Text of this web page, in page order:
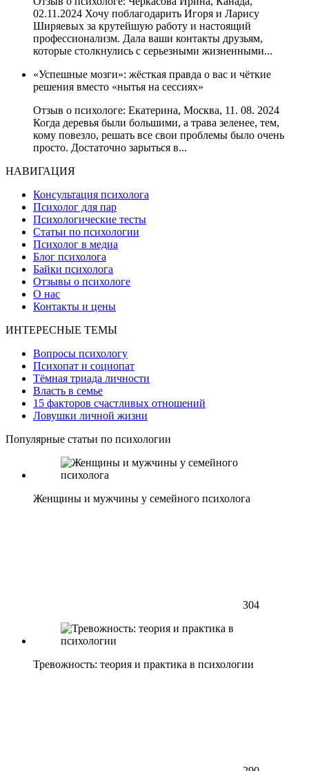
02.11.2024 Хочу поблагодарить Игоря и Ларису
Ширяевых за крутейшую работу и настоящий
профессионализм. Дала ваши контакты друзьям,
которые столкнулись с серьезными жизненными...
«Успешные мозги»: жёсткая правда о вас и чёткие
решения вместо «нытья на сессиях»
Отзыв о психологе: Екатерина, Москва, 11. 08. 2024
Когда деревья были большими, а трава зеленее, тем,
кому повезло, решать все свои проблемы было очень
просто. Достаточно зарыться в...
НАВИГАЦИЯ
Консультация психолога
Психолог для пар
Психологические тесты
Статьи по психологии
Психолог в медиа
Блог психолога
Байки психолога
Отзывы о психологе
О нас
Контакты и цены
ИНТЕРЕСНЫЕ ТЕМЫ
Вопросы психологу
Психопат и социопат
Тёмная триада личности
Власть в семье
15 факторов счастливых отношений
Ловушки личной жизни
Популярные статьи по психологии
Женщины и мужчины у семейного психолога
304
Тревожность: теория и практика в психологии